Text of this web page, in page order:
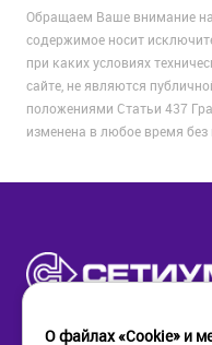
Обращаем Ваше внимание на
содержимое носит
при каких условиях
сайте, не являются
положениями Статьи 437
изменена в любое время
О файлах «Cookie» и